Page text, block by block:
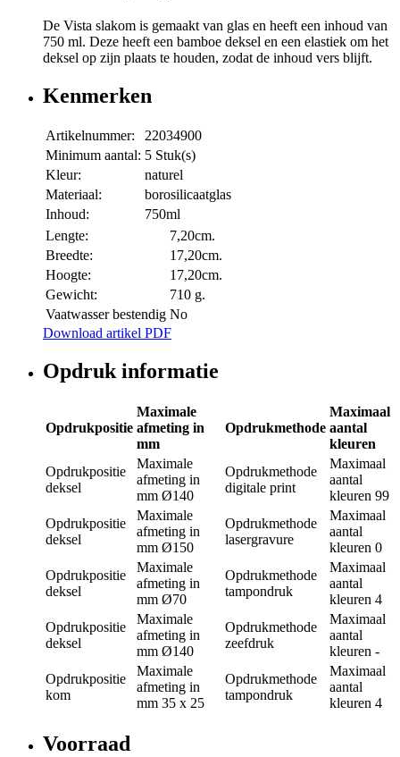
De Vista slakom is gemaakt van glas en heeft een inhoud van
750 ml. Deze heeft een bamboe deksel en een elastiek om het
deksel op zijn plaats te houden, zodat de inhoud vers blijft.
Kenmerken
Artikelnummer:
22034900
Minimum aantal: 5 Stuk(s)
Kleur:
naturel
Materiaal:
borosilicaatglas
Inhoud:
750ml
Lengte:
7,20cm.
Breedte:
17,20cm.
Hoogte:
17,20cm.
Gewicht:
710 g.
Vaatwasser bestendig No
Download artikel PDF
Opdruk informatie
Opdrukpositie
Maximale
afmeting in
mm
Opdrukmethode
Maximaal
aantal
kleuren
Opdrukpositie
deksel
Maximale
afmeting in
mm Ø140
Opdrukmethode
digitale print
Maximaal
aantal
kleuren 99
Opdrukpositie
deksel
Maximale
afmeting in
mm Ø150
Opdrukmethode
lasergravure
Maximaal
aantal
kleuren 0
Opdrukpositie
deksel
Maximale
afmeting in
mm Ø70
Opdrukmethode
tampondruk
Maximaal
aantal
kleuren 4
Opdrukpositie
deksel
Maximale
afmeting in
mm Ø140
Opdrukmethode
zeefdruk
Maximaal
aantal
kleuren -
Opdrukpositie
kom
Maximale
afmeting in
mm 35 x 25
Opdrukmethode
tampondruk
Maximaal
aantal
kleuren 4
Voorraad